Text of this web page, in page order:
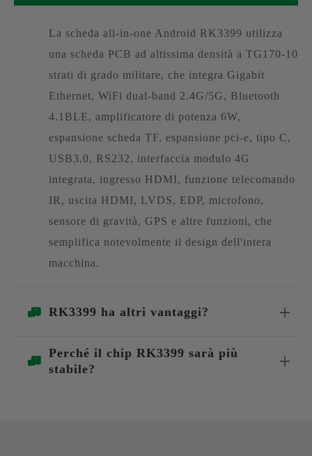
La scheda all-in-one Android RK3399 utilizza
una scheda PCB ad altissima densità a TG170-10
strati di grado militare, che integra Gigabit
Ethernet, WiFi dual-band 2.4G/5G, Bluetooth
4.1BLE, amplificatore di potenza 6W,
espansione scheda TF, espansione pci-e, tipo C,
USB3.0, RS232, interfaccia modulo 4G
integrata, ingresso HDMI, funzione telecomando
IR, uscita HDMI, LVDS, EDP, microfono,
sensore di gravità, GPS e altre funzioni, che
semplifica notevolmente il design dell'intera
macchina.
RK3399 ha altri vantaggi?
Perché il chip RK3399 sarà più
stabile?